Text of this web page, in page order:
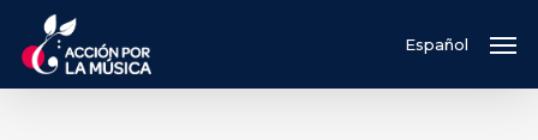
main
Español